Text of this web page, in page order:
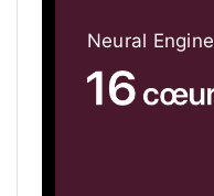
Neural Engine